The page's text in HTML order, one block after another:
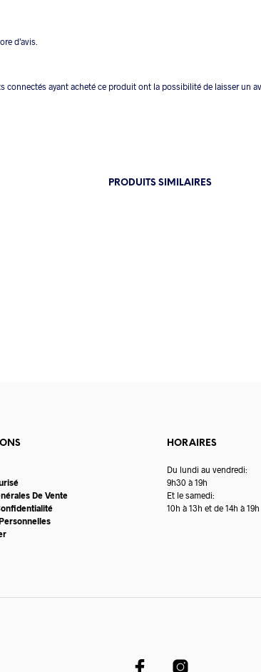
d’avis.
connectés ayant acheté ce produit ont la possibilité de laisser un
PRODUITS SIMILAIRES
De Vente
HORAIRES
Du lundi au vendredi:
9h30 à 19h
Et le samedi:
10h à 13h et de 14h à 19h